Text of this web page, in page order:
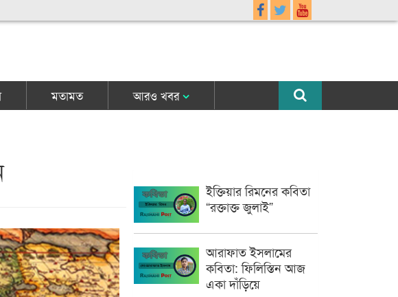
মতামত আরও খবর
ইক্তিয়ার রিমনের কবিতা
“রক্তাক্ত জুলাই”
আরাফাত ইসলামের
কবিতা: ফিলিস্তিন আজ
একা দাঁড়িয়ে